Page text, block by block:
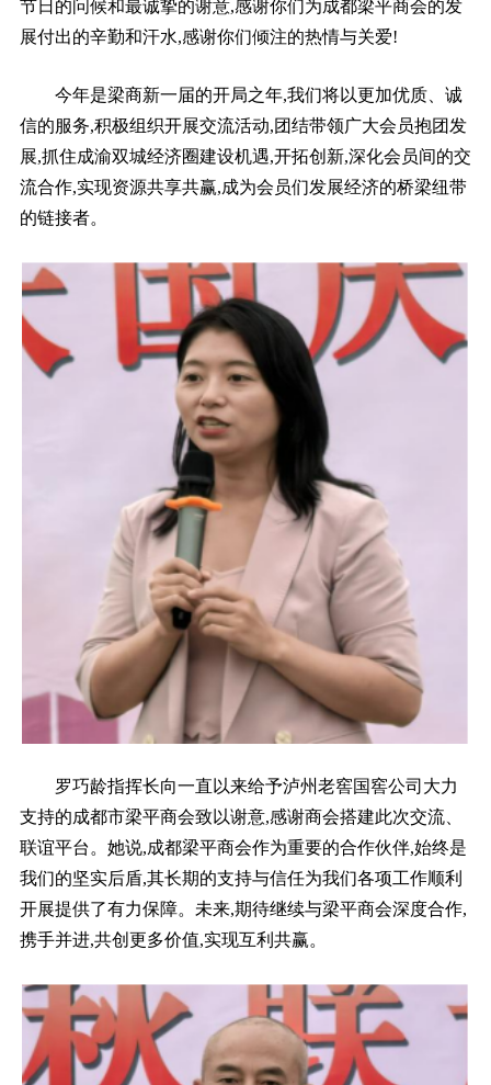
节日的问候和最诚挚的谢意,感谢你们为成都梁平商会的发
展付出的辛勤和汗水,感谢你们倾注的热情与关爱!
今年是梁商新一届的开局之年,我们将以更加优质、诚
信的服务,积极组织开展交流活动,团结带领广大会员抱团发
展,抓住成渝双城经济圈建设机遇,开拓创新,深化会员间的交
流合作,实现资源共享共赢,成为会员们发展经济的桥梁纽带
的链接者。
罗巧龄指挥长向一直以来给予泸州老窖国窖公司大力
支持的成都市梁平商会致以谢意,感谢商会搭建此次交流、
联谊平台。她说,成都梁平商会作为重要的合作伙伴,始终是
我们的坚实后盾,其长期的支持与信任为我们各项工作顺利
开展提供了有力保障。未来,期待继续与梁平商会深度合作,
携手并进,共创更多价值,实现互利共赢。